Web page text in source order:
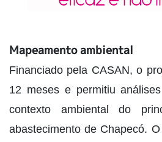
Mapeamento ambiental
Financiado pela CASAN, o
12 meses e permitiu
contexto ambiental do
abastecimento de Chapecó.